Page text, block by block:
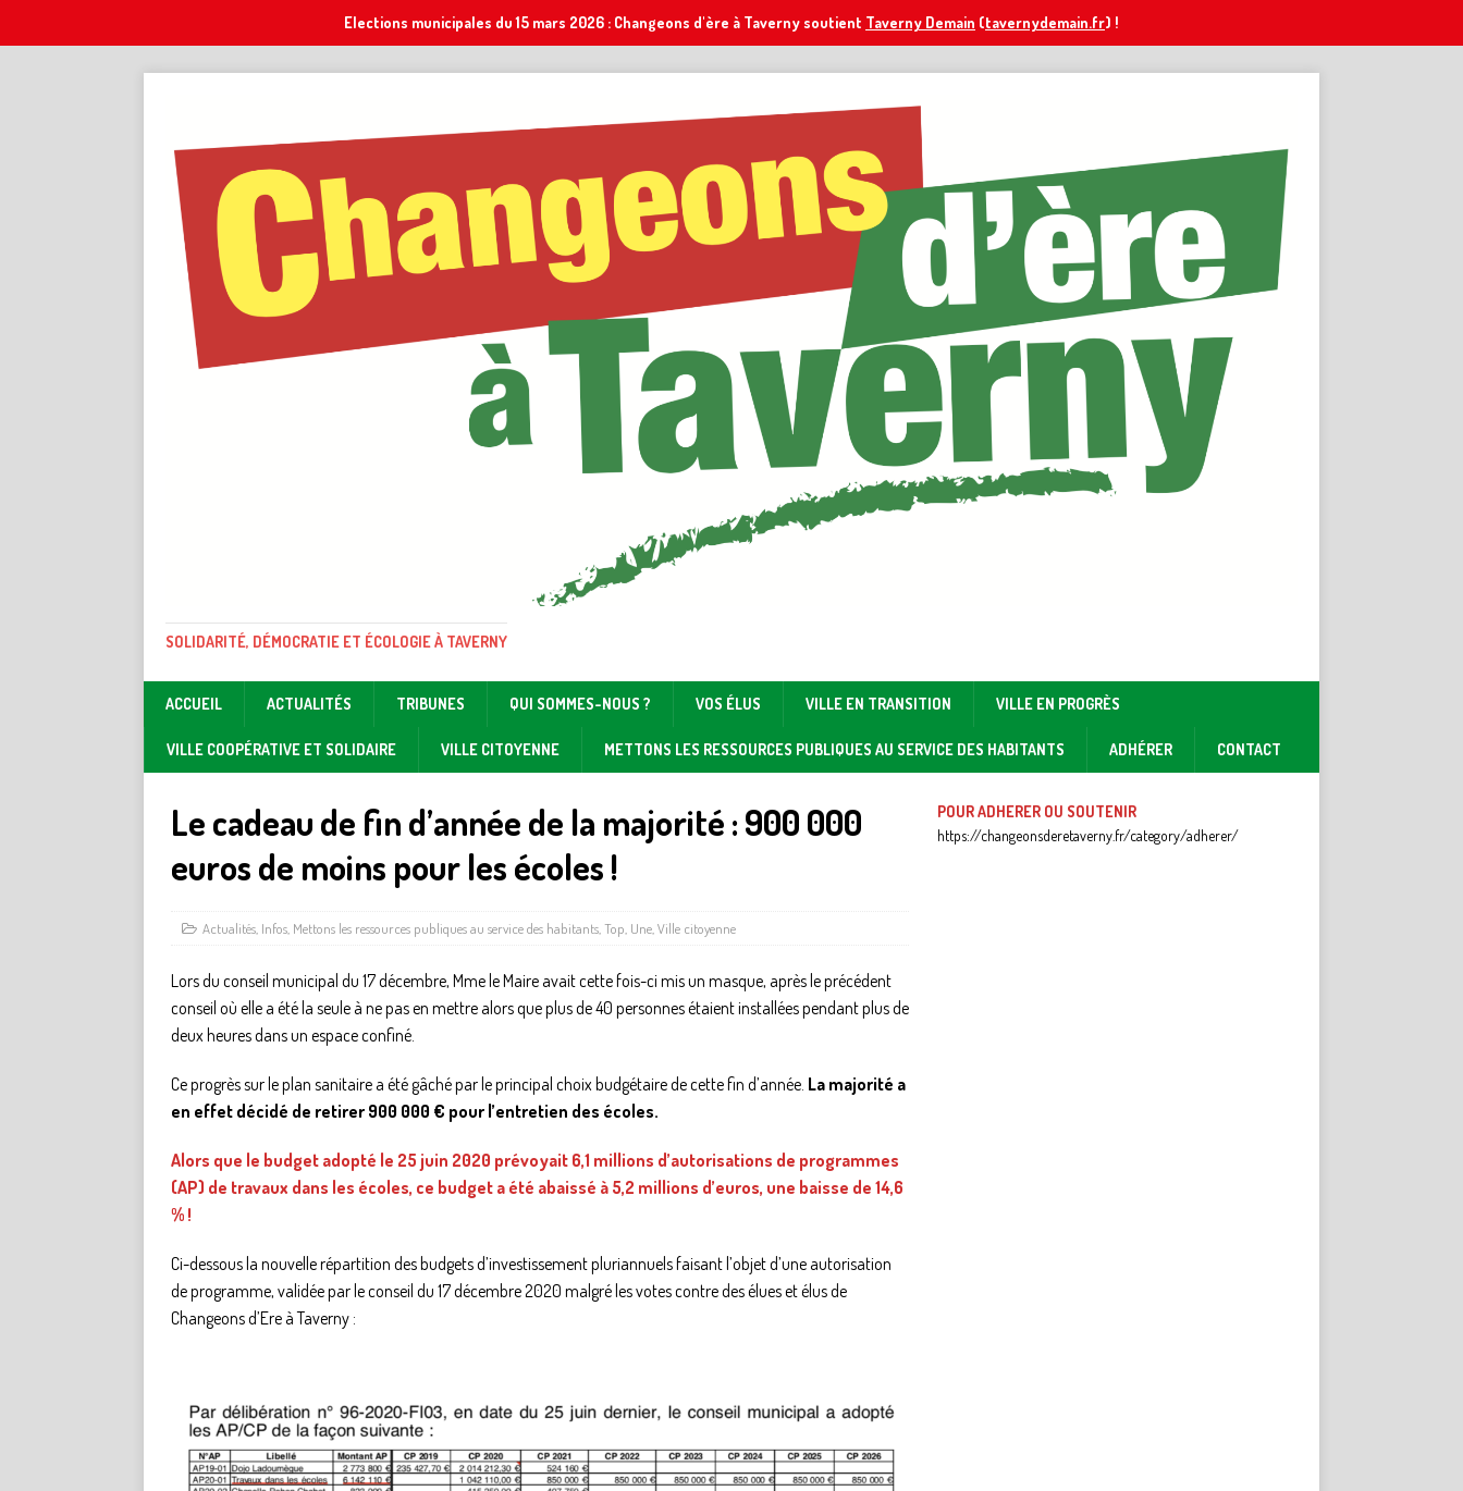
Elections municipales du 15 mars 2026 : Changeons d'ère à Taverny soutient Taverny Demain (tavernydemain.fr) !
SOLIDARITÉ, DÉMOCRATIE ET ÉCOLOGIE À TAVERNY
ACCUEIL ACTUALITÉS TRIBUNES QUI SOMMES-NOUS ? VOS ÉLUS VILLE EN TRANSITION VILLE EN PROGRÈS
VILLE COOPÉRATIVE ET SOLIDAIRE VILLE CITOYENNE METTONS LES RESSOURCES PUBLIQUES AU SERVICE DES HABITANTS ADHÉRER CONTACT
Le cadeau de fin d’année de la majorité : 900 000
euros de moins pour les écoles !
Actualités Infos Mettons les ressources publiques au service des habitants Top Une Ville citoyenne
Lors du conseil municipal du 17 décembre, Mme le Maire avait cette fois-ci mis un masque, après le précédent
conseil où elle a été la seule à ne pas en mettre alors que plus de 40 personnes étaient installées pendant plus de
deux heures dans un espace confiné.
Ce progrès sur le plan sanitaire a été gâché par le principal choix budgétaire de cette fin d’année. La majorité a
en effet décidé de retirer 900 000 € pour l’entretien des écoles.
Alors que le budget adopté le 25 juin 2020 prévoyait 6,1 millions d’autorisations de programmes
(AP) de travaux dans les écoles, ce budget a été abaissé à 5,2 millions d’euros, une baisse de 14,6
% !
Ci-dessous la nouvelle répartition des budgets d’investissement pluriannuels faisant l’objet d’une autorisation
de programme, validée par le conseil du 17 décembre 2020 malgré les votes contre des élues et élus de
Changeons d’Ere à Taverny :
POUR ADHERER OU SOUTENIR
https://changeonsderetaverny.fr/category/adherer/